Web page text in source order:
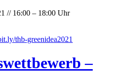
// 16:00 – 18:00 Uhr
thb-greenidea2021
–